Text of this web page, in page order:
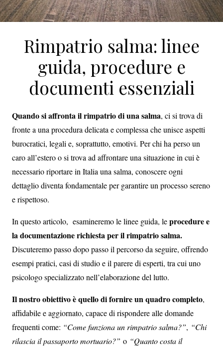
Rimpatrio salma: linee
guida, procedure e
documenti essenziali
Quando si affronta il rimpatrio di una salma, ci si trova di
fronte a una procedura delicata e complessa che unisce aspetti
burocratici, legali e, soprattutto, emotivi. Per chi ha perso un
caro all’estero o si trova ad affrontare una situazione in cui è
necessario riportare in Italia una salma, conoscere ogni
dettaglio diventa fondamentale per garantire un processo sereno
e rispettoso.
In questo articolo, esamineremo le linee guida, leprocedure e
la documentazione richiesta per il rimpatrio salma.
Discuteremo passo dopo passo il percorso da seguire, offrendo
esempi pratici, casi di studio e il parere di esperti, tra cui uno
psicologo specializzato nell’elaborazione del lutto.
Il nostro obiettivo è quello di fornire un quadro completo,
affidabile e aggiornato, capace di rispondere alle domande
frequenti come: “Come funziona un rimpatrio salma?”, “Chi
rilascia il passaporto mortuario?” o “Quanto costa il